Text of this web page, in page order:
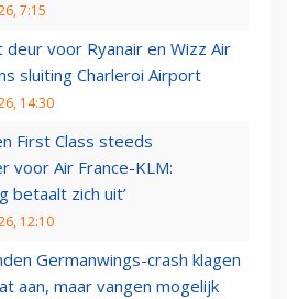
7:15
deur voor Ryanair en Wizz Air
sluiting Charleroi Airport
14:30
First Class steeds
voor Air France-KLM:
betaalt zich uit’
12:10
Germanwings-crash klagen
aan, maar vangen mogelijk